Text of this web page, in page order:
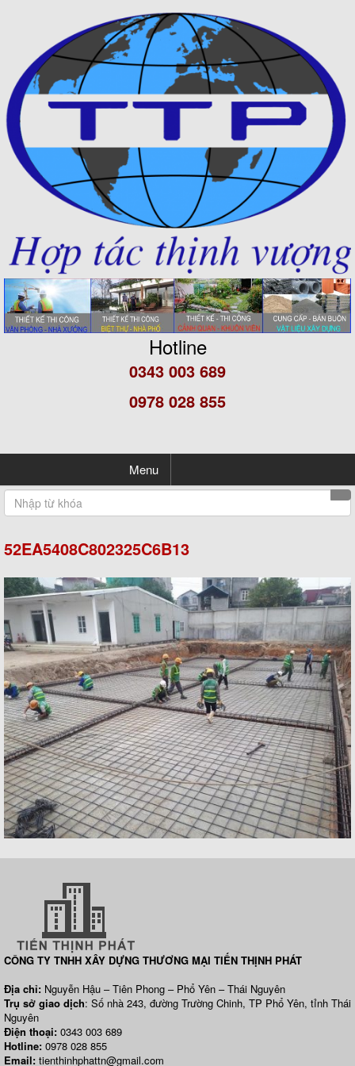
Hotline
0343 003 689
0978 028 855
Menu
52EA5408C802325C6B13
CÔNG TY TNHH XÂY DỰNG THƯƠNG MẠI TIẾN THỊNH PHÁT
Địa chỉ: Nguyễn Hậu – Tiên Phong – Phổ Yên – Thái Nguyên
Trụ sở giao dịch: Số nhà 243, đường Trường Chinh, TP Phổ Yên, tỉnh Thái
Nguyên
Điện thoại: 0343 003 689
Hotline: 0978 028 855
Email: tienthinhphattn@gmail.com